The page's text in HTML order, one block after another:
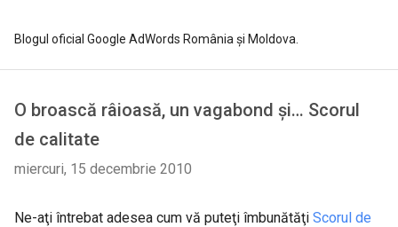
Blogul oficial Google AdWords România și Moldova.
O broască râioasă, un vagabond şi… Scorul
de calitate
miercuri, 15 decembrie 2010
Ne-aţi întrebat adesea cum vă puteţi îmbunătăţi Scorul de